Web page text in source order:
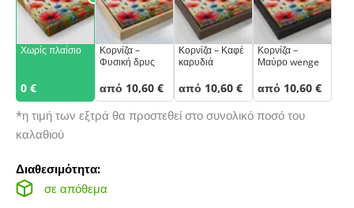
Χωρίς πλαίσιο
0 €
Κορνίζα –
Φυσική δρυς
από 10,60 €
Κορνίζα – Καφέ
καρυδιά
από 10,60 €
Κορνίζα –
Μαύρο wenge
από 10,60 €
*η τιμή των εξτρά θα προστεθεί στο συνολικό ποσό του
καλαθιού
Διαθεσιμότητα:
σε απόθεμα